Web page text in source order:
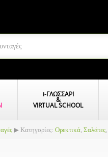
i-ΓΛΩΣΣΑΡΙ
&
VIRTUAL SCHOOL
▶ Κατηγορίες: Ορεκτικά, Σαλάτες,